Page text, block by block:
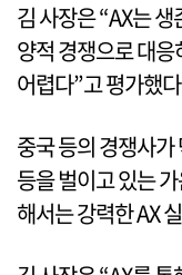
김 사장은 “AX는
양적 경쟁으로 대
어렵다”고 평가했
중국 등의 경쟁사
등을 벌이고 있는
해서는 강력한 AX